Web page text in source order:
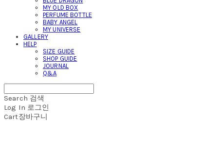
MY OLD BOX
PERFUME BOTTLE
BABY ANGEL
MY UNIVERSE
GALLERY
HELP
SIZE GUIDE
SHOP GUIDE
JOURNAL
Q&A
Search 검색
Log In 로그인
Cart장바구니